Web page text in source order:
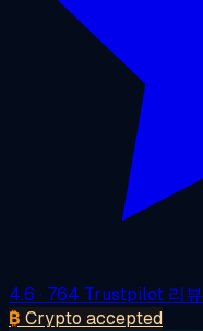
4.6 · 764 Trustpilot 리뷰
₿ Crypto accepted